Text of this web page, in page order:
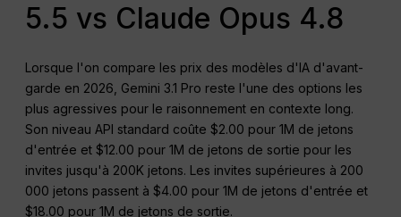
5.5 vs Claude Opus 4.8
Lorsque l'on compare les prix des modèles d'IA d'avant-
garde en 2026, Gemini 3.1 Pro reste l'une des options les
plus agressives pour le raisonnement en contexte long.
Son niveau API standard coûte $2.00 pour 1M de jetons
d'entrée et $12.00 pour 1M de jetons de sortie pour les
invites jusqu'à 200K jetons. Les invites supérieures à 200
000 jetons passent à $4.00 pour 1M de jetons d'entrée et
$18.00 pour 1M de jetons de sortie.